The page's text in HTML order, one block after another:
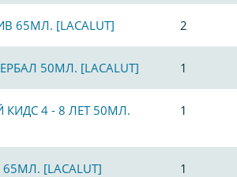
65МЛ. [LACALUT] 2
50МЛ. [LACALUT] 1
4 - 8 ЛЕТ 50МЛ.
1
[LACALUT] 1